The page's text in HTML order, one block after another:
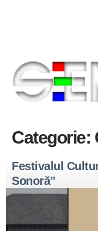
Categorie:
Festivalul
Sonoră”